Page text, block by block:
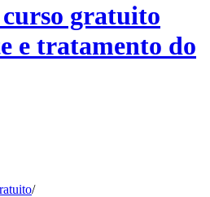
gratuito
e tratamento do
/